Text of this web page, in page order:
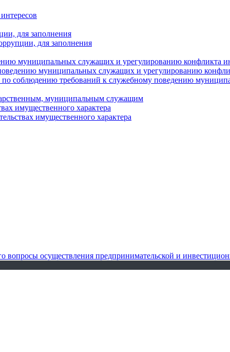
для заполнения
для заполнения
муниципальных служащих и урегулированию конфликта
муниципальных служащих и урегулированию
соблюдению требований к служебному поведению
муниципальным служащим
имущественного характера
имущественного характера
вопросы осуществления предпринимательской и